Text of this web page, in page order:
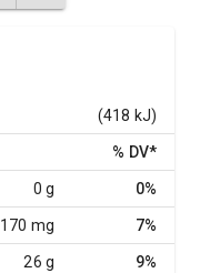
(418 kJ)
% DV*
0 g 0%
170 mg 7%
26 g 9%